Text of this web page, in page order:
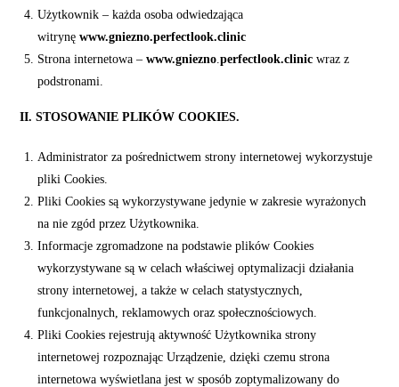
Użytkownik – każda osoba odwiedzająca
witrynęwww.gniezno.perfectlook.clinic
Strona internetowa –www.gniezno.perfectlook.clinic wraz z
podstronami.
II. STOSOWANIE PLIKÓW COOKIES.
Administrator za pośrednictwem strony internetowej wykorzystuje
pliki Cookies.
Pliki Cookies są wykorzystywane jedynie w zakresie wyrażonych
na nie zgód przez Użytkownika.
Informacje zgromadzone na podstawie plików Cookies
wykorzystywane są w celach właściwej optymalizacji działania
strony internetowej, a także w celach statystycznych,
funkcjonalnych, reklamowych oraz społecznościowych.
Pliki Cookies rejestrują aktywność Użytkownika strony
internetowej rozpoznając Urządzenie, dzięki czemu strona
internetowa wyświetlana jest w sposób zoptymalizowany do